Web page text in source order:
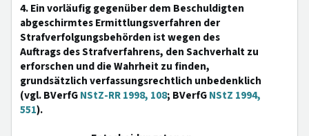
4. Ein vorläufig gegenüber dem Beschuldigten
abgeschirmtes Ermittlungsverfahren der
Strafverfolgungsbehörden ist wegen des
Auftrags des Strafverfahrens, den Sachverhalt zu
erforschen und die Wahrheit zu finden,
grundsätzlich verfassungsrechtlich unbedenklich
(vgl. BVerfGNStZ-RR 1998, 108; BVerfGNStZ 1994,
551).